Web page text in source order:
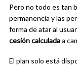
Pero no todo es tan
permanencia y las
forma de atar al
cesión calculadaa
El plan solo está